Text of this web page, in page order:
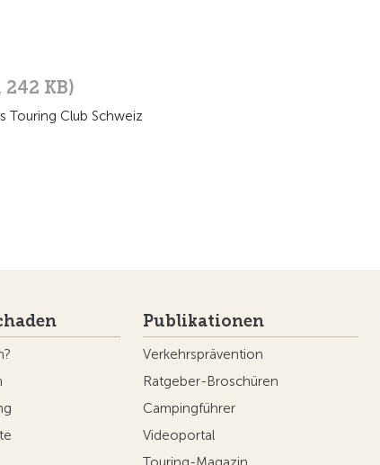
242 KB)
Touring Club Schweiz
Publikationen
Verkehrsprävention
Ratgeber-Broschüren
Campingführer
Videoportal